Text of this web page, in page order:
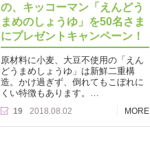
の、キッコーマン「えんどう
まめのしょうゆ」を50名さま
にプレゼントキャンペーン！
原材料に小麦、大豆不使用の「えん
どうまめしょうゆ」は新鮮二重構
造。かけ過ぎず、倒れてもこぼれに
くい特徴もあります。…
19 2018.08.02 MORE